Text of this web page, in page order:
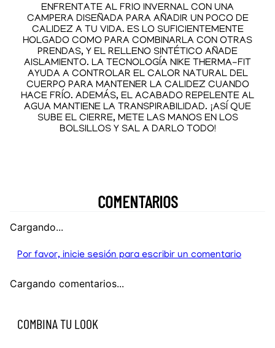
ENFRÉNTATE AL FRÍO INVERNAL CON UNA
CAMPERA DISEÑADA PARA AÑADIR UN POCO DE
CALIDEZ A TU VIDA. ES LO SUFICIENTEMENTE
HOLGADO COMO PARA COMBINARLA CON OTRAS
PRENDAS, Y EL RELLENO SINTÉTICO AÑADE
AISLAMIENTO. LA TECNOLOGÍA NIKE THERMA-FIT
AYUDA A CONTROLAR EL CALOR NATURAL DEL
CUERPO PARA MANTENER LA CALIDEZ CUANDO
HACE FRÍO. ADEMÁS, EL ACABADO REPELENTE AL
AGUA MANTIENE LA TRANSPIRABILIDAD. ¡ASÍ QUE
SUBE EL CIERRE, METE LAS MANOS EN LOS
BOLSILLOS Y SAL A DARLO TODO!
COMENTARIOS
Cargando...
Por favor, inicie sesión para escribir un comentario
Cargando comentarios...
COMBINA TU LOOK